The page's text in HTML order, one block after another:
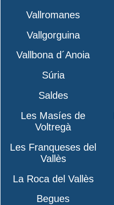
Vallromanes
Vallgorguina
Vallbona d´Anoia
Súria
Saldes
Les Masíes de
Voltregà
Les Franqueses del
Vallès
La Roca del Vallès
Begues